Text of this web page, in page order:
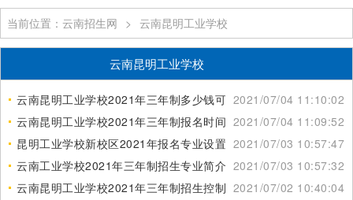
当前位置：云南招生网 > 云南昆明工业学校
云南昆明工业学校
云南昆明工业学校2021年三年制多少钱可以读2021/07/04 11:10:02
云南昆明工业学校2021年三年制报名时间和地点2021/07/04 11:09:52
昆明工业学校新校区2021年报名专业设置 2021/07/03 10:57:47
云南工业学校2021年三年制招生专业简介 2021/07/03 10:57:32
云南昆明工业学校2021年三年制招生控制线2021/07/02 10:40:04